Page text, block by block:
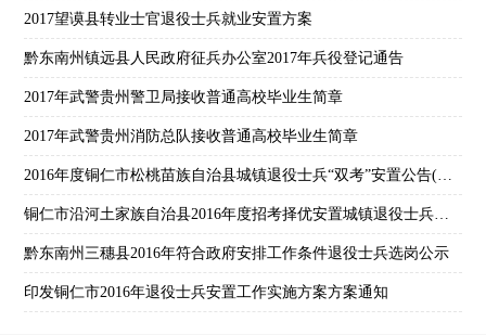
2017望谟县转业士官退役士兵就业安置方案
黔东南州镇远县人民政府征兵办公室2017年兵役登记通告
2017年武警贵州警卫局接收普通高校毕业生简章
2017年武警贵州消防总队接收普通高校毕业生简章
2016年度铜仁市松桃苗族自治县城镇退役士兵“双考”安置公告(第四号)
铜仁市沿河土家族自治县2016年度招考择优安置城镇退役士兵参考人员公示
黔东南州三穗县2016年符合政府安排工作条件退役士兵选岗公示
印发铜仁市2016年退役士兵安置工作实施方案方案通知